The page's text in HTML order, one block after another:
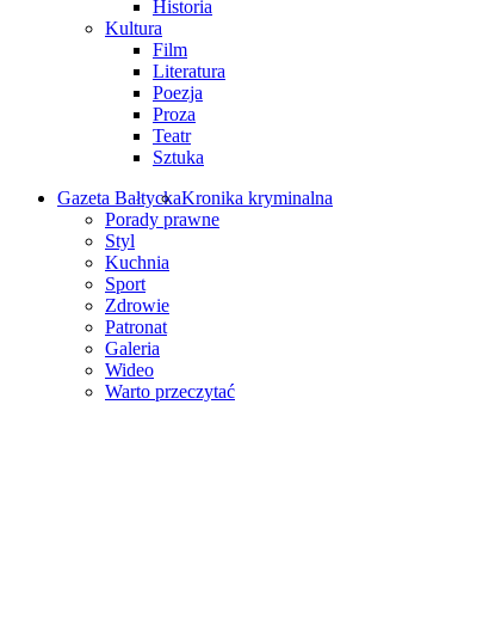
Historia
Kultura
Film
Literatura
Poezja
Proza
Teatr
Sztuka
Gazeta BałtyckaKronika kryminalna
Porady prawne
Styl
Kuchnia
Sport
Zdrowie
Patronat
Galeria
Wideo
Warto przeczytać